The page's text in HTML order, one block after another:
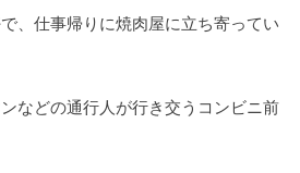
、仕事帰りに焼肉屋に立ち寄ってい
などの通行人が行き交うコンビニ前